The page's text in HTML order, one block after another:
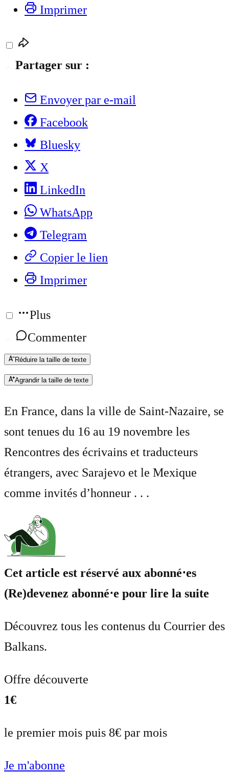
Imprimer
Partager sur :
Envoyer par e-mail
Facebook
Bluesky
X
LinkedIn
WhatsApp
Telegram
Copier le lien
Imprimer
Plus
Commenter
Réduire la taille de texte
Agrandir la taille de texte
En France, dans la ville de Saint-Nazaire, se
sont tenues du 16 au 19 novembre les
Rencontres des écrivains et traducteurs
étrangers, avec Sarajevo et le Mexique
comme invités d’honneur . . .
Cet article est réservé aux abonné⋅es
(Re)devenez abonné⋅e pour lire la suite
Découvrez tous les contenus du Courrier des
Balkans.
Offre découverte
1€
le premier mois puis 8€ par mois
Je m'abonne